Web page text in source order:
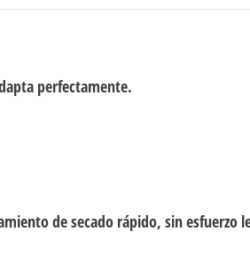
perfectamente.
de secado rápido, sin